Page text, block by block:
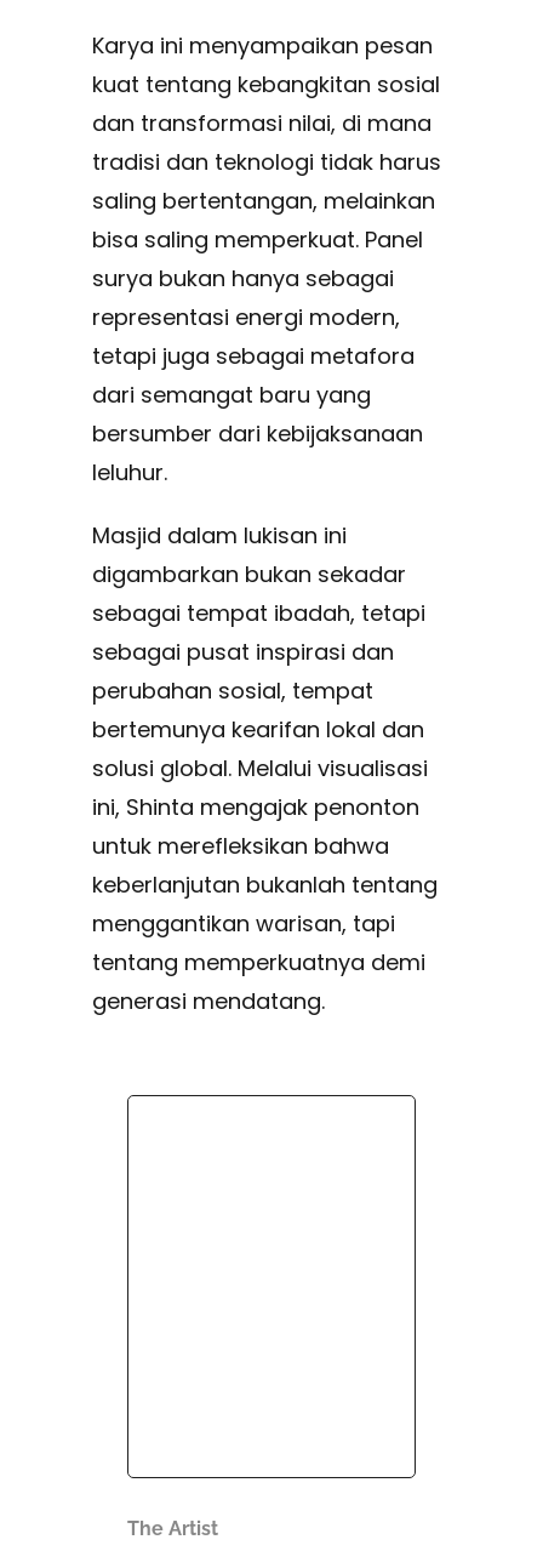
Karya ini menyampaikan pesan
kuat tentang kebangkitan sosial
dan transformasi nilai, di mana
tradisi dan teknologi tidak harus
saling bertentangan, melainkan
bisa saling memperkuat. Panel
surya bukan hanya sebagai
representasi energi modern,
tetapi juga sebagai metafora
dari semangat baru yang
bersumber dari kebijaksanaan
leluhur.
Masjid dalam lukisan ini
digambarkan bukan sekadar
sebagai tempat ibadah, tetapi
sebagai pusat inspirasi dan
perubahan sosial, tempat
bertemunya kearifan lokal dan
solusi global. Melalui visualisasi
ini, Shinta mengajak penonton
untuk merefleksikan bahwa
keberlanjutan bukanlah tentang
menggantikan warisan, tapi
tentang memperkuatnya demi
generasi mendatang.
The Artist